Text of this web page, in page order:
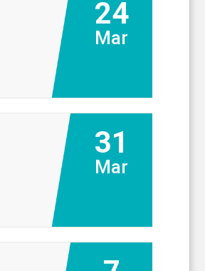
24
Mar
31
Mar